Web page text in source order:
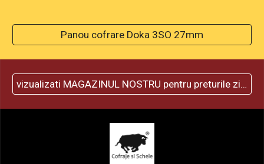
Panou cofrare Doka 3SO 27mm
vizualizati MAGAZINUL NOSTRU pentru preturile zilei